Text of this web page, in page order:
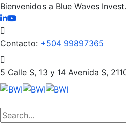
Bienvenidos a Blue Waves
Contacto: +504 99897365
5 Calle S, 13 y 14 Avenida S,